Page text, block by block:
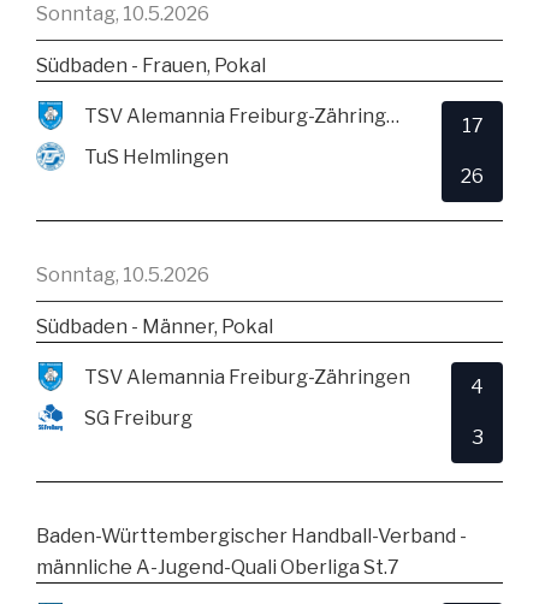
Sonntag, 10.5.2026
Südbaden - Frauen, Pokal
TSV Alemannia Freiburg-Zähringen
TuS Helmlingen
17
26
Sonntag, 10.5.2026
Südbaden - Männer, Pokal
TSV Alemannia Freiburg-Zähringen
SG Freiburg
4
3
Baden-Württembergischer Handball-Verband -
männliche A-Jugend-Quali Oberliga St.7